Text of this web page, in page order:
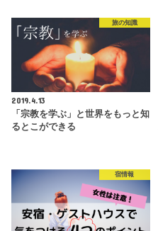
旅の知識
2019.4.13
「宗教を学ぶ」と世界をもっと知
るとこができる
宿情報